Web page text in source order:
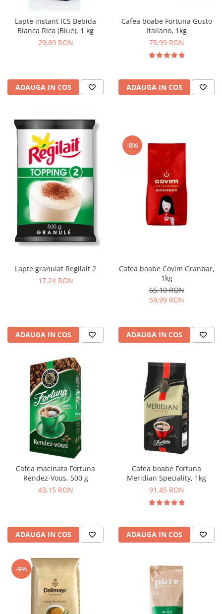
Lapte instant ICS Bebida
Blanca Rica (Blue), 1 kg
29,89 RON
ADAUGA IN COS
Cafea boabe Fortuna Gusto
Italiano, 1kg
75,99 RON
ADAUGA IN COS
Lapte granulat Regilait 2
17,24 RON
ADAUGA IN COS
-8%
Cafea boabe Covim Granbar,
1kg
65,10 RON
59,99 RON
ADAUGA IN COS
Cafea macinata Fortuna
Rendez-Vous, 500 g
43,15 RON
ADAUGA IN COS
Cafea boabe Fortuna
Meridian Speciality, 1kg
91,45 RON
ADAUGA IN COS
-9%